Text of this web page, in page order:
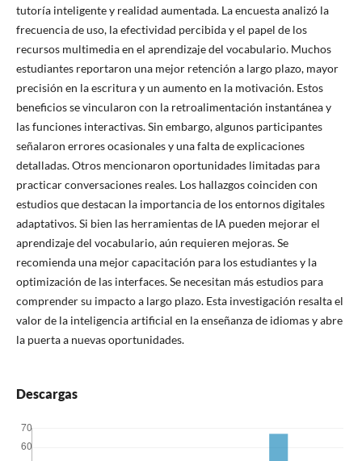
tutoría inteligente y realidad aumentada. La encuesta analizó la
frecuencia de uso, la efectividad percibida y el papel de los
recursos multimedia en el aprendizaje del vocabulario. Muchos
estudiantes reportaron una mejor retención a largo plazo, mayor
precisión en la escritura y un aumento en la motivación. Estos
beneficios se vincularon con la retroalimentación instantánea y
las funciones interactivas. Sin embargo, algunos participantes
señalaron errores ocasionales y una falta de explicaciones
detalladas. Otros mencionaron oportunidades limitadas para
practicar conversaciones reales. Los hallazgos coinciden con
estudios que destacan la importancia de los entornos digitales
adaptativos. Si bien las herramientas de IA pueden mejorar el
aprendizaje del vocabulario, aún requieren mejoras. Se
recomienda una mejor capacitación para los estudiantes y la
optimización de las interfaces. Se necesitan más estudios para
comprender su impacto a largo plazo. Esta investigación resalta el
valor de la inteligencia artificial en la enseñanza de idiomas y abre
la puerta a nuevas oportunidades.
Descargas